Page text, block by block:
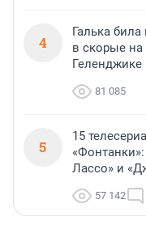
4
Галька
в скорые на
81 085
5
15
Лассо» и
57 142